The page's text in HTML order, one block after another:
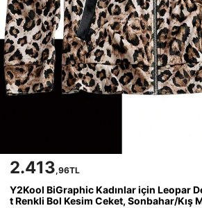
2.413,96TL
Y2Kool BiGraphic Kadınlar için Leopar
t Renkli Bol Kesim Ceket, Sonbahar/Kış